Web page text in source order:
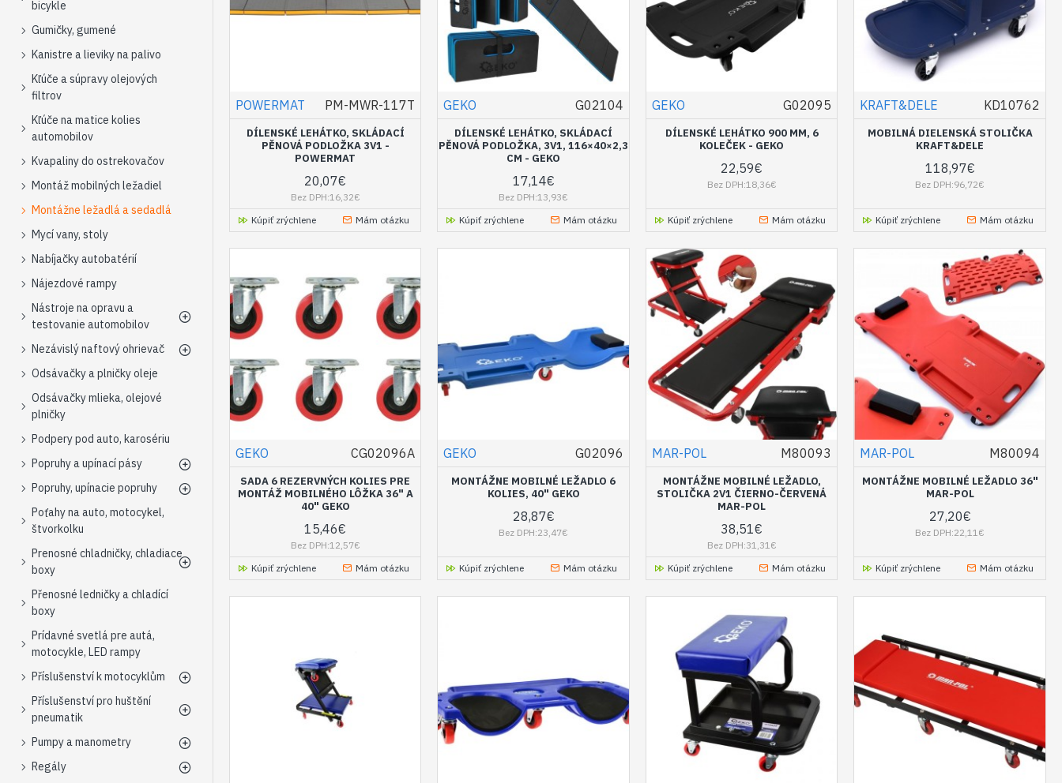
bicykle
Gumičky, gumené
Kanistre a lieviky na palivo
Kľúče a súpravy olejových
filtrov
Kľúče na matice kolies
automobilov
Kvapaliny do ostrekovačov
Montáž mobilných ležadiel
Montážne ležadlá a sedadlá
Mycí vany, stoly
Nabíjačky autobatérií
Nájezdové rampy
Nástroje na opravu a
testovanie automobilov
Nezávislý naftový ohrievač
Odsávačky a plničky oleje
Odsávačky mlieka, olejové
plničky
Podpery pod auto, karosériu
Popruhy a upínací pásy
Popruhy, upínacie popruhy
Poťahy na auto, motocykel,
štvorkolku
Prenosné chladničky, chladiace
boxy
Přenosné ledničky a chladící
boxy
Prídavné svetlá pre autá,
motocykle, LED rampy
Příslušenství k motocyklům
Příslušenství pro huštění
pneumatik
Pumpy a manometry
Regály
POWERMAT PM-MWR-117T
DÍLENSKÉ LEHÁTKO, SKLÁDACÍ
PĚNOVÁ PODLOŽKA 3V1 -
POWERMAT
20,07€
Bez DPH:16,32€
Kúpiť zrýchlene
Mám otázku
GEKO G02104
DÍLENSKÉ LEHÁTKO, SKLÁDACÍ
PĚNOVÁ PODLOŽKA, 3V1, 116×40×2,3
CM - GEKO
17,14€
Bez DPH:13,93€
Kúpiť zrýchlene
Mám otázku
GEKO G02095
DÍLENSKÉ LEHÁTKO 900 MM, 6
KOLEČEK - GEKO
22,59€
Bez DPH:18,36€
Kúpiť zrýchlene Mám otázku
KRAFT&DELE KD10762
MOBILNÁ DIELENSKÁ STOLIČKA
KRAFT&DELE
118,97€
Bez DPH:96,72€
Kúpiť zrýchlene Mám otázku
GEKO CG02096A
SADA 6 REZERVNÝCH KOLIES PRE
MONTÁŽ MOBILNÉHO LÔŽKA 36" A
40" GEKO
15,46€
Bez DPH:12,57€
Kúpiť zrýchlene
Mám otázku
GEKO G02096
MONTÁŽNE MOBILNÉ LEŽADLO 6
KOLIES, 40" GEKO
28,87€
Bez DPH:23,47€
Kúpiť zrýchlene Mám otázku
MAR-POL M80093
MONTÁŽNE MOBILNÉ LEŽADLO,
STOLIČKA 2V1 ČIERNO-ČERVENÁ
MAR-POL
38,51€
Bez DPH:31,31€
Kúpiť zrýchlene
Mám otázku
MAR-POL M80094
MONTÁŽNE MOBILNÉ LEŽADLO 36"
MAR-POL
27,20€
Bez DPH:22,11€
Kúpiť zrýchlene Mám otázku